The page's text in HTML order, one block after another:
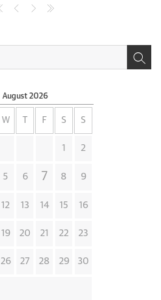
August 2026
W F S S
1 2
5 6 7 8 9
12 13 14 15 16
19 20 21 22 23
26 27 28 29 30